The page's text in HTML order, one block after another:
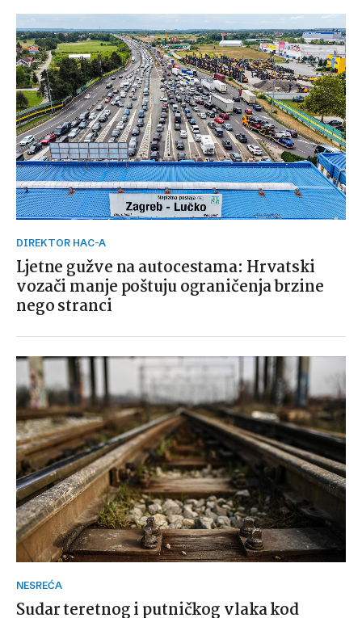
DIREKTOR HAC-A
Ljetne gužve na autocestama: Hrvatski
vozači manje poštuju ograničenja brzine
nego stranci
NESREĆA
Sudar teretnog i putničkog vlaka kod